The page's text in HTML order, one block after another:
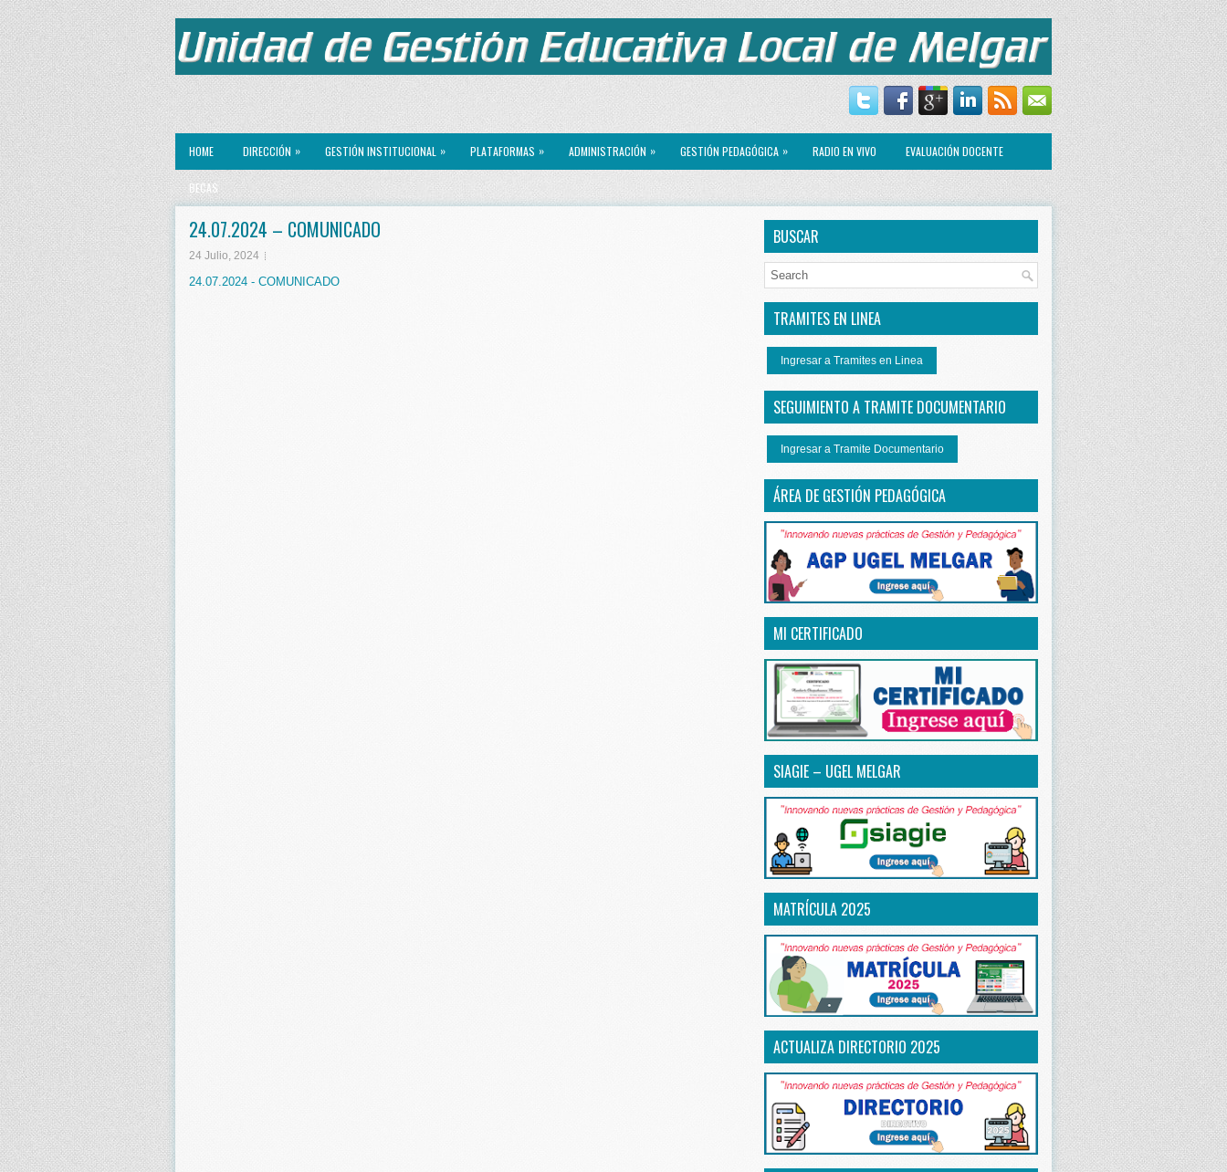
HOME DIRECCIÓN » GESTIÓN INSTITUCIONAL » PLATAFORMAS » ADMINISTRACIÓN » GESTIÓN PEDAGÓGICA » RADIO EN VIVO EVALUACIÓN DOCENTE
BECAS
24.07.2024 – COMUNICADO
24 Julio, 2024
24.07.2024 - COMUNICADO
BUSCAR
TRAMITES EN LINEA
Ingresar a Tramites en Linea
SEGUIMIENTO A TRAMITE DOCUMENTARIO
Ingresar a Tramite Documentario
ÁREA DE GESTIÓN PEDAGÓGICA
MI CERTIFICADO
SIAGIE – UGEL MELGAR
MATRÍCULA 2025
ACTUALIZA DIRECTORIO 2025